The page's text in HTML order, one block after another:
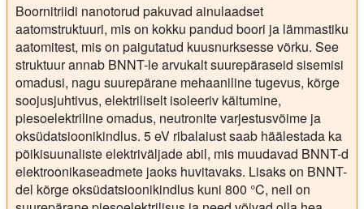
Boornitriidi nanotorud pakuvad ainulaadset
aatomstruktuuri, mis on kokku pandud boori ja lämmastiku
aatomitest, mis on paigutatud kuusnurksesse võrku. See
struktuur annab BNNT-le arvukalt suurepäraseid sisemisi
omadusi, nagu suurepärane mehaaniline tugevus, kõrge
soojusjuhtivus, elektriliselt isoleeriv käitumine,
piesoelektriline omadus, neutronite varjestusvõime ja
oksüdatsioonikindlus. 5 eV ribalaiust saab häälestada ka
põikisuunaliste elektriväljade abil, mis muudavad BNNT-d
elektroonikaseadmete jaoks huvitavaks. Lisaks on BNNT-
del kõrge oksüdatsioonikindlus kuni 800 °C, neil on